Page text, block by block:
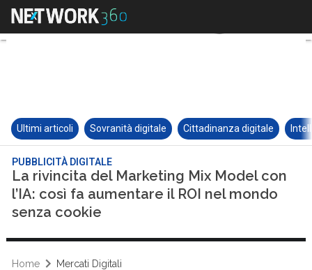
Ultimi articoli Sovranità digitale Cittadinanza digitale
PUBBLICITÀ DIGITALE
La rivincita del Marketing Mix Model con
l’IA: così fa aumentare il ROI nel mondo
senza cookie
Home Mercati Digitali